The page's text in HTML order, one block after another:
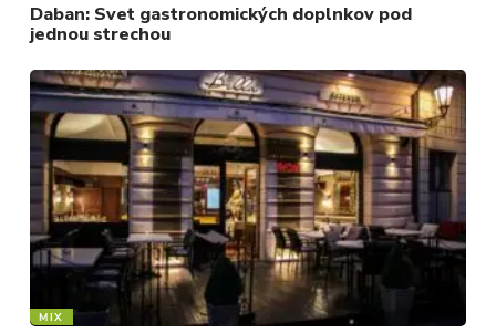
Daban: Svet gastronomických doplnkov pod
jednou strechou
MIX